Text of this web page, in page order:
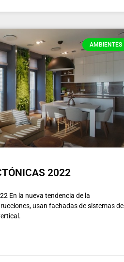
AMBIENTES
2022
En la nueva tendencia de la
usan fachadas de sistemas de